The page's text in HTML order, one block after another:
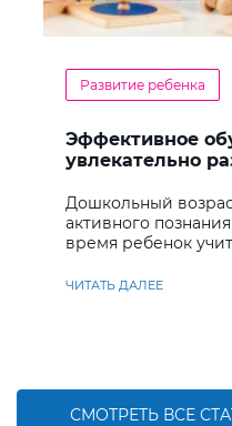
Развитие ребенка
Эффективное
увлекательно
Дошкольный
активного
время ребенок
ЧИТАТЬ ДАЛЕЕ
СМОТРЕТЬ ВСЕ